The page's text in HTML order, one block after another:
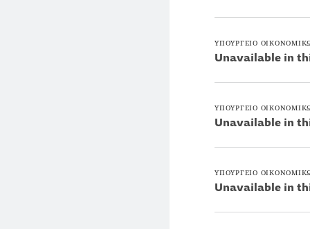
ΥΠΟΥΡΓΕΙΟ
Unavailable in
ΥΠΟΥΡΓΕΙΟ
Unavailable in
ΥΠΟΥΡΓΕΙΟ
Unavailable in